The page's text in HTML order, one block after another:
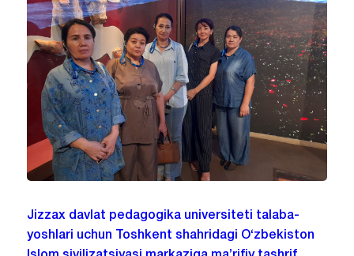
Jizzax davlat pedagogika universiteti talaba-
yoshlari uchun Toshkent shahridagi O‘zbekiston